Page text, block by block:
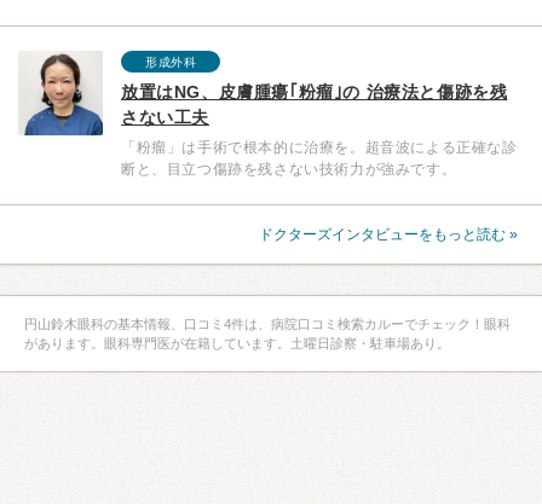
形成外科
放置はNG、皮膚腫瘍｢粉瘤｣の 治療法と傷跡を残
さない工夫
「粉瘤」は手術で根本的に治療を。超音波による正確な診
断と、目立つ傷跡を残さない技術力が強みです。
ドクターズインタビューをもっと読む »
円山鈴木眼科の基本情報、口コミ4件は、病院口コミ検索カルーでチェック！眼科
があります。眼科専門医が在籍しています。土曜日診察・駐車場あり。